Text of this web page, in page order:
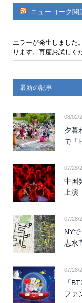
ニューヨーク関
エラーが発生しました
ります。再度お試しく
最新の記事
08/02/
夕暮
で「
07/28/
中国
上演
07/28/
NY
志水
07/28/
「
ファ